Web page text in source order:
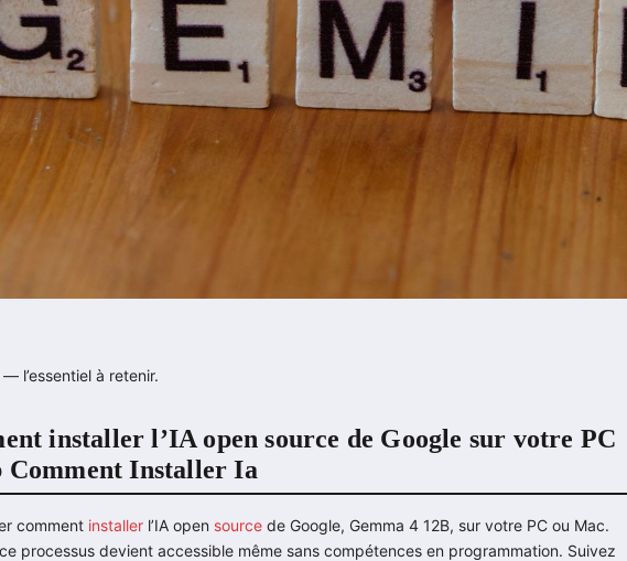
— l’essentiel à retenir.
installer l’IA open source de Google sur votre PC
Comment Installer Ia
comment installer l’IA open source de Google, Gemma 4 12B, sur votre PC ou Mac.
processus devient accessible même sans compétences en programmation. Suivez